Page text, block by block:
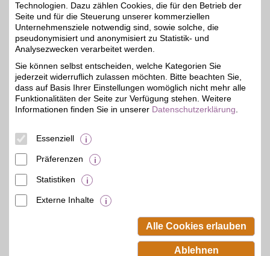
5%
Manhenke
Stilvolle Mode für Damen
Qualität, ausgewählte
Top-Marken und
individuell
zusammengestellte
Styleboxen. Jetzt stöbern
Beamten-Selbsthilfewerk GmbH.
Technologien. Dazu zählen Cookies, die für den Betrieb der
Seite und für die Steuerung unserer kommerziellen
Unternehmensziele notwendig sind, sowie solche, die
pseudonymisiert und anonymisiert zu Statistik- und
Analysezwecken verarbeitet werden.
Sie können selbst entscheiden, welche Kategorien Sie
jederzeit widerruflich zulassen möchten. Bitte beachten Sie,
dass auf Basis Ihrer Einstellungen womöglich nicht mehr alle
Funktionalitäten der Seite zur Verfügung stehen. Weitere
Informationen finden Sie in unserer Datenschutzerklärung
Essenziell
Präferenzen
Statistiken
Externe Inhalte
Alle Cookies erlauben
Ablehnen